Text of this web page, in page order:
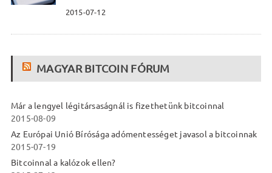
2015-07-12
MAGYAR BITCOIN FÓRUM
Már a lengyel légitársaságnál is fizethetünk bitcoinnal
2015-08-09
Az Európai Unió Bírósága adómentességet javasol a bitcoinnak
2015-07-19
Bitcoinnal a kalózok ellen?